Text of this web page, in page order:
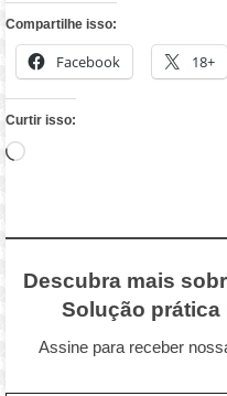
Compartilhe isso:
Facebook 18+
Curtir isso:
Carregando...
Descubra mais
Solução prática
Assine para receber
Digite seu e-mail…